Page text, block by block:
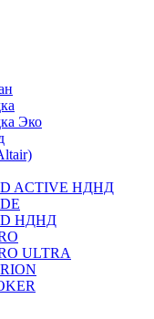
Эко
ACTIVE НДНД
НДНД
ULTRA